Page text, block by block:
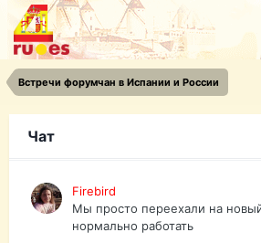
Встречи форумчан в Испании и России
Чат
urist.dokument@gmail.com
Телеграмм @uristpassua
Firebird
Друзья - из России без VPN
Firebird
Мы просто переехали на
нормально работать